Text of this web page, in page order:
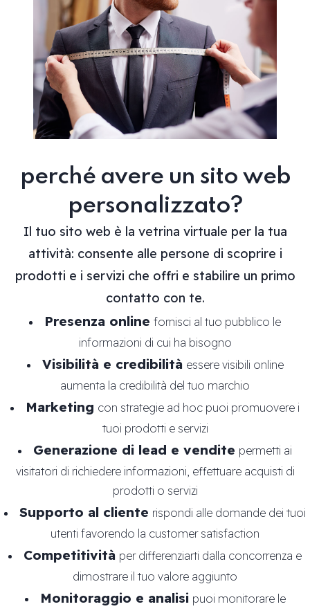
perché avere un sito web
personalizzato?
Il tuo sito web è la vetrina virtuale per la tua
attività: consente alle persone di scoprire i
prodotti e i servizi che offri e stabilire un primo
contatto con te.
Presenza online fornisci al tuo pubblico le
informazioni di cui ha bisogno
Visibilità e credibilità essere visibili online
aumenta la credibilità del tuo marchio
Marketing con strategie ad hoc puoi promuovere i
tuoi prodotti e servizi
Generazione di lead e vendite permetti ai
visitatori di richiedere informazioni, effettuare acquisti di
prodotti o servizi
Supporto al cliente rispondi alle domande dei tuoi
utenti favorendo la customer satisfaction
Competitività per differenziarti dalla concorrenza e
dimostrare il tuo valore aggiunto
Monitoraggio e analisi puoi monitorare le